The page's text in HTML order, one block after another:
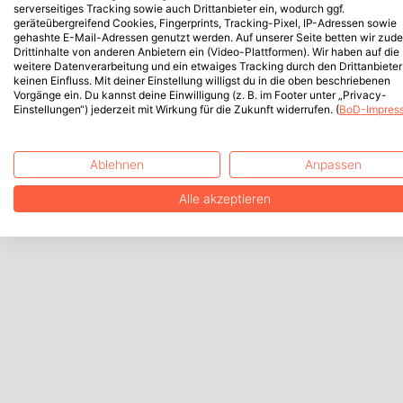
serverseitiges Tracking sowie auch Drittanbieter ein, wodurch ggf.
geräteübergreifend Cookies, Fingerprints, Tracking-Pixel, IP-Adressen sowie
gehashte E-Mail-Adressen genutzt werden. Auf unserer Seite betten wir
Drittinhalte von anderen Anbietern ein (Video-Plattformen). Wir haben auf die
weitere Datenverarbeitung und ein etwaiges Tracking durch den Drittanbieter
keinen Einfluss. Mit deiner Einstellung willigst du in die oben beschriebenen
Vorgänge ein. Du kannst deine Einwilligung (z. B. im Footer unter „Privacy-
Einstellungen“) jederzeit mit Wirkung für die Zukunft widerrufen. (BoD-
Ablehnen Anpassen
Alle akzeptieren